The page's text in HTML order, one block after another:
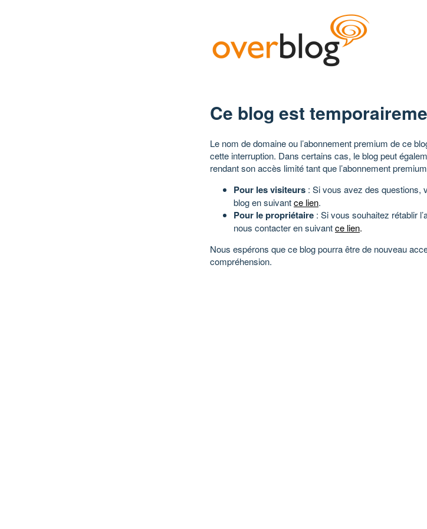
Ce blog est
Le nom de domaine ou l’abonnement premium de ce
cette interruption. Dans certains cas, le blog peut
rendant son accès limité tant que l’abonnement
Pour les visiteurs : Si vous avez des questions,
blog en suivantce lien.
Pour le propriétaire : Si vous souhaitez rétablir
nous contacter en suivantce lien.
Nous espérons que ce blog pourra être de nouveau
compréhension.